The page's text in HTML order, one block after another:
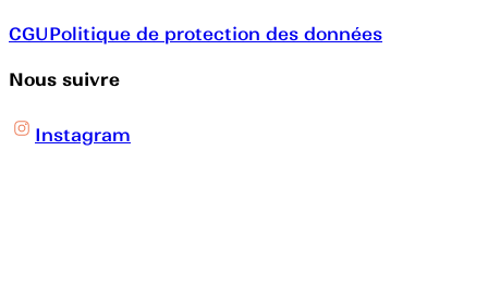
CGUPolitique de protection des données
Nous suivre
Instagram